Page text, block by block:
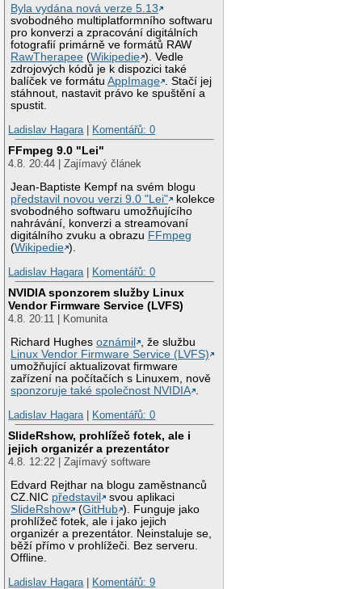
Byla vydána nová verze 5.13
svobodného multiplatformního softwaru
pro konverzi a zpracování digitálních
fotografií primárně ve formátů RAW
RawTherapee (Wikipedie ). Vedle
zdrojových kódů je k dispozici také
balíček ve formátuAppImage . Stačí jej
stáhnout, nastavit právo ke spuštění a
spustit.
Ladislav Hagara
Komentářů: 0
FFmpeg 9.0 "Lei"
4.8. 20:44 | Zajímavý článek
Jean-Baptiste Kempf na svém blogu
představil novou verzi 9.0 "Lei"
kolekce
svobodného softwaru umožňujícího
nahrávání, konverzi a streamovaní
digitálního zvuku a obrazu FFmpeg
(Wikipedie ).
Ladislav Hagara
Komentářů: 0
NVIDIA sponzorem služby Linux
Vendor Firmware Service (LVFS)
4.8. 20:11 | Komunita
Richard Hughesoznámil
, že službu
Linux Vendor Firmware Service (LVFS)
umožňující aktualizovat firmware
zařízení na počítačích s Linuxem, nově
sponzoruje také společnost NVIDIA .
Ladislav Hagara | Komentářů: 0
SlideRshow, prohlížeč fotek, ale i
jejich organizér a prezentátor
4.8. 12:22 | Zajímavý software
Edvard Rejthar na blogu zaměstnanců
CZ.NIC představil
svou aplikaci
SlideRshow
(GitHub ). Funguje jako
prohlížeč fotek, ale i jako jejich
organizér a prezentátor. Neinstaluje se,
běží přímo v prohlížeči. Bez serveru.
Offline.
Ladislav Hagara | Komentářů: 9